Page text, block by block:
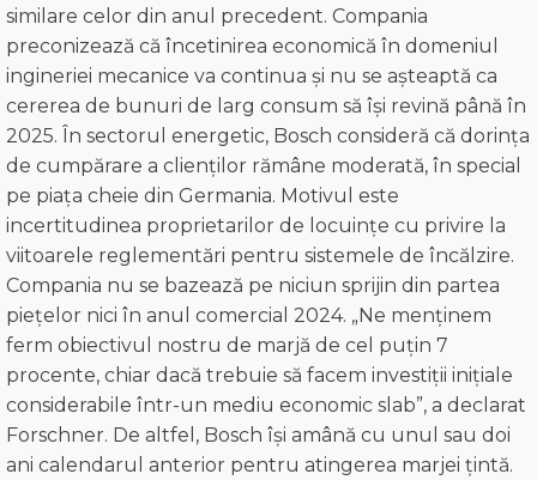
similare celor din anul precedent. Compania
preconizează că încetinirea economică în domeniul
ingineriei mecanice va continua și nu se așteaptă ca
cererea de bunuri de larg consum să își revină până în
2025. În sectorul energetic, Bosch consideră că dorința
de cumpărare a clienților rămâne moderată, în special
pe piața cheie din Germania. Motivul este
incertitudinea proprietarilor de locuințe cu privire la
viitoarele reglementări pentru sistemele de încălzire.
Compania nu se bazează pe niciun sprijin din partea
piețelor nici în anul comercial 2024. „Ne menținem
ferm obiectivul nostru de marjă de cel puțin 7
procente, chiar dacă trebuie să facem investiții inițiale
considerabile într-un mediu economic slab”, a declarat
Forschner. De altfel, Bosch își amână cu unul sau doi
ani calendarul anterior pentru atingerea marjei țintă.